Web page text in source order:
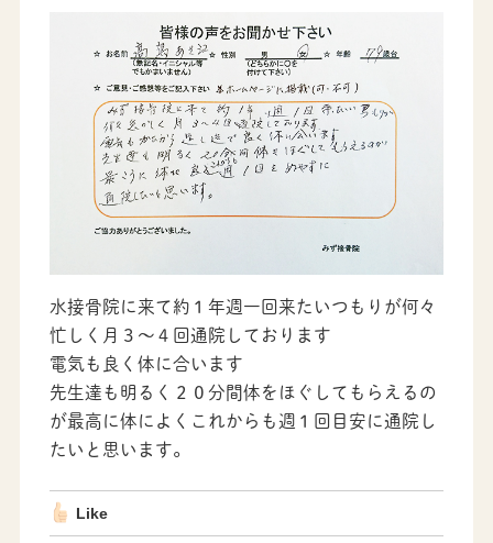
水接骨院に来て約１年週一回来たいつもりが何々
忙しく月３～４回通院しております
電気も良く体に合います
先生達も明るく２０分間体をほぐしてもらえるの
が最高に体によくこれからも週１回目安に通院し
たいと思います。
Like